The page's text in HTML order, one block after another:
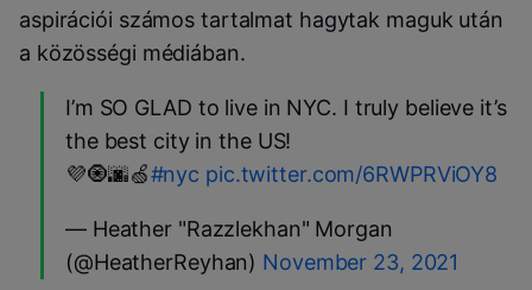
aspirációi számos tartalmat hagytak maguk után
a közösségi médiában.
I’m SO GLAD to live in NYC. I truly believe it’s
the best city in the US!
💜🧿🌆🍏#nyc pic.twitter.com/6RWPRViOY8
— Heather "Razzlekhan" Morgan
(@HeatherReyhan) November 23, 2021